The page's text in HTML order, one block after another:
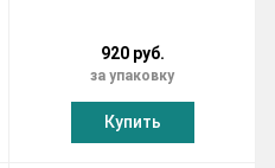
920 руб.
за упаковку
Купить